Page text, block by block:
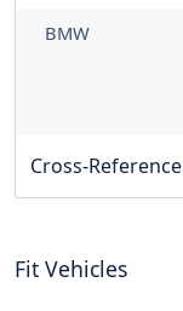
BMW
Cross-
Fit Vehicles